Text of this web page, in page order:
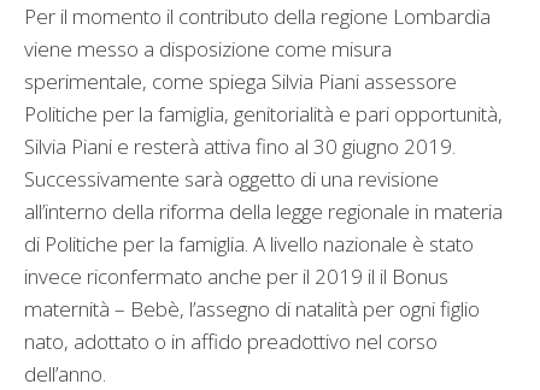
Per il momento il contributo della regione Lombardia
viene messo a disposizione come misura
sperimentale, come spiega Silvia Piani assessore
Politiche per la famiglia, genitorialità e pari opportunità,
Silvia Piani e resterà attiva fino al 30 giugno 2019.
Successivamente sarà oggetto di una revisione
all’interno della riforma della legge regionale in materia
di Politiche per la famiglia. A livello nazionale è stato
invece riconfermato anche per il 2019 il il Bonus
maternità – Bebè, l’assegno di natalità per ogni figlio
nato, adottato o in affido preadottivo nel corso
dell’anno.